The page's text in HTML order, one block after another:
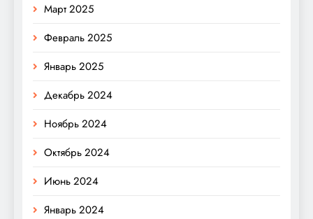
Март 2025
Февраль 2025
Январь 2025
Декабрь 2024
Ноябрь 2024
Октябрь 2024
Июнь 2024
Январь 2024